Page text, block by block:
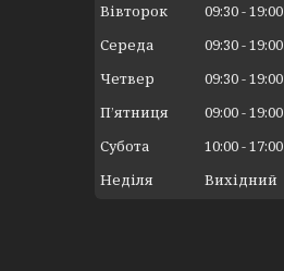
Вівторок
09:30 19:00
Середа
09:30 19:00
Четвер
09:30 19:00
Пʼятниця
09:00 19:00
Субота
10:00 17:00
Неділя
Вихідний